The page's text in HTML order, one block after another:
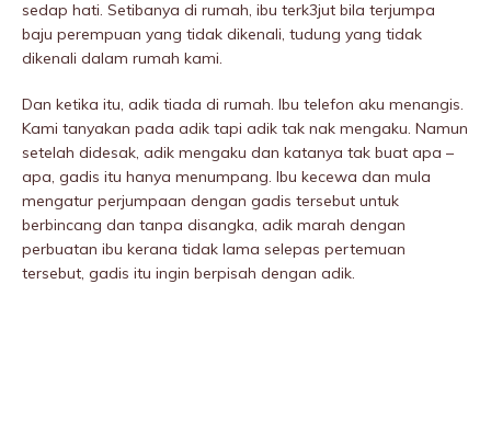
sedap hati. Setibanya di rumah, ibu terk3jut bila terjumpa
baju perempuan yang tidak dikenali, tudung yang tidak
dikenali dalam rumah kami.
Dan ketika itu, adik tiada di rumah. Ibu telefon aku menangis.
Kami tanyakan pada adik tapi adik tak nak mengaku. Namun
setelah didesak, adik mengaku dan katanya tak buat apa –
apa, gadis itu hanya menumpang. Ibu kecewa dan mula
mengatur perjumpaan dengan gadis tersebut untuk
berbincang dan tanpa disangka, adik marah dengan
perbuatan ibu kerana tidak lama selepas pertemuan
tersebut, gadis itu ingin berpisah dengan adik.